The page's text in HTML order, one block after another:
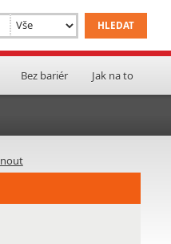
Bez bariér Jak na to